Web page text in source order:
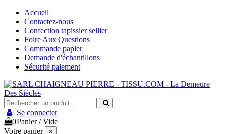
Accueil
Contactez-nous
Confection tapissier sellier
Foire Aux Questions
Commande papier
Demande d'échantillons
Sécurité paiement
Se connecter
0Panier /Vide
Votre panier
×